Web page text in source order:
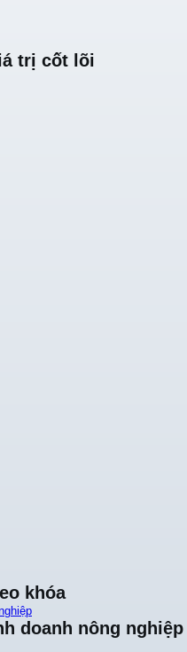
trị cốt lõi
khóa
doanh nông nghiệp